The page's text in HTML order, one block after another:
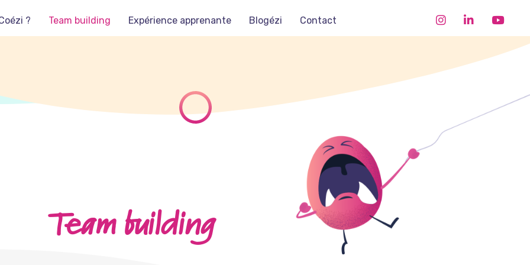
? Team building Expérience apprenante Blogézi Contact
Team building